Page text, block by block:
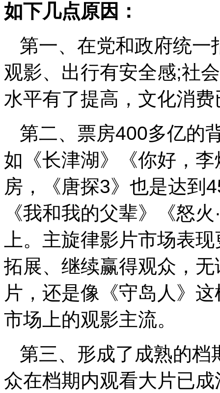
如下几点原因：
第一、在党和政府统一
观影、出行有安全感;社
水平有了提高，文化消
第二、票房400多亿的
如《长津湖》《你好，
房，《唐探3》也是达到
《我和我的父辈》《怒
上。主旋律影片市场表
拓展、继续赢得观众，
片，还是像《守岛人》
市场上的观影主流。
第三、形成了成熟的档
众在档期内观看大片已